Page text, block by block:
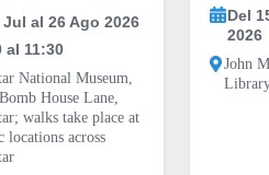
Jul al 26 Ago 2026
al 11:30
National Museum,
House Lane,
walks take place at
locations across
Del
2026
John